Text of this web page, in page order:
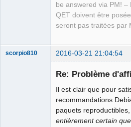
be answered via PM!
QET doivent être
seront pas traitées par
scorpio810 2016-03-21 21:04:54
Re: Problème
Il est clair que pour
recommandations
paquets reproductibles,
entièrement certain